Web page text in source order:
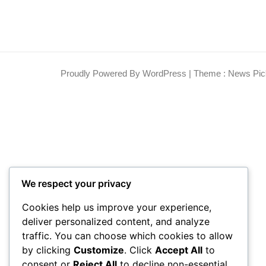
Proudly Powered By WordPress | Theme : News
We respect your privacy
Cookies help us improve your experience,
deliver personalized content, and analyze
traffic. You can choose which cookies to allow
by clicking Customize. Click Accept All to